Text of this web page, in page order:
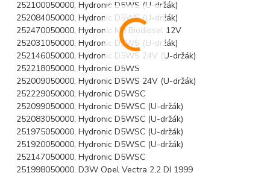
252100050000, Hydronic D5WS (U-držák)
252084050000, Hydronic D5WS (U-držák)
252470050000, Hydronic M8 Biodiesel 12V
252031050000, Hydronic D5WS (U-držák)
252146050000, Hydronic D5WS 24V (U-držák)
252218050000, Hydronic D5WS
252009050000, Hydronic D5WS 24V (U-držák)
252229050000, Hydronic D5WSC
252099050000, Hydronic D5WSC (U-držák)
252083050000, Hydronic D5WSC (U-držák)
251975050000, Hydronic D5WSC (U-držák)
251920050000, Hydronic D5WSC (U-držák)
252147050000, Hydronic D5WSC
251998050000, D3W Opel Vectra 2,2 DI 1999